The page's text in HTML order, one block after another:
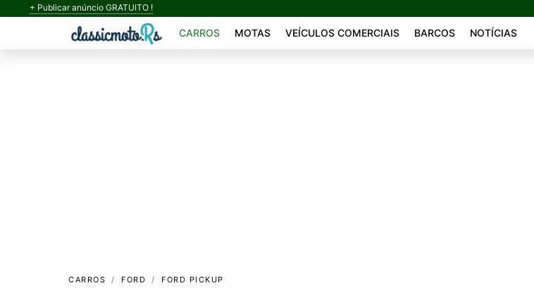
+ Publicar anúncio GRATUITO !
CARROS MOTAS VEÍCULOS COMERCIAIS BARCOS NOTÍCIAS
CARROS FORD FORD PICKUP